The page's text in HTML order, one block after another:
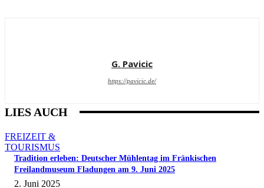
G. Pavicic
https://pavicic.de/
LIES AUCH
FREIZEIT &
TOURISMUS
Tradition erleben: Deutscher Mühlentag im Fränkischen
Freilandmuseum Fladungen am 9. Juni 2025
2. Juni 2025